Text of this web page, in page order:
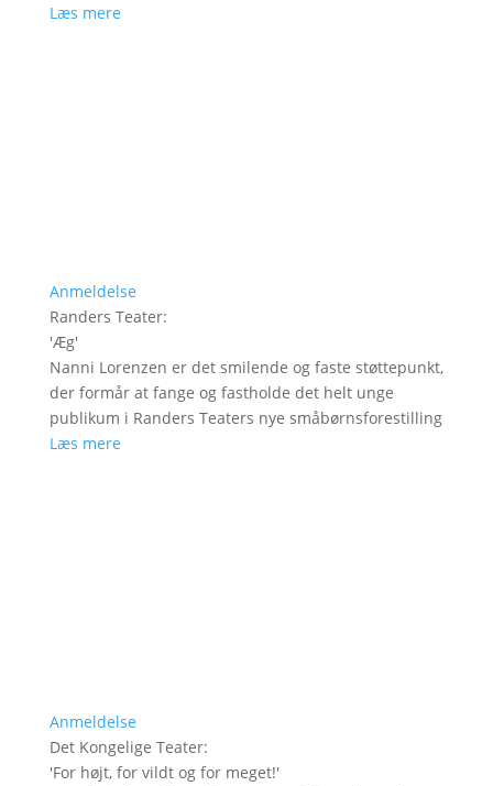
Læs mere
Anmeldelse
Randers Teater:
'Æg'
Nanni Lorenzen er det smilende og faste støttepunkt,
der formår at fange og fastholde det helt unge
publikum i Randers Teaters nye småbørnsforestilling
Læs mere
Anmeldelse
Det Kongelige Teater:
'For højt, for vildt og for meget!'